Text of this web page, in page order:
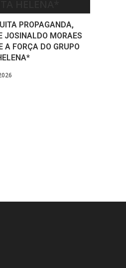
PROPAGANDA,
JOSINALDO MORAES
A FORÇA DO GRUPO